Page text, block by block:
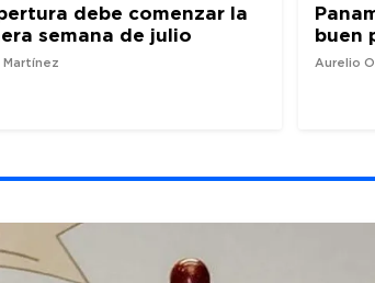
debe comenzar la
semana de julio
Martínez
buen
Aurelio